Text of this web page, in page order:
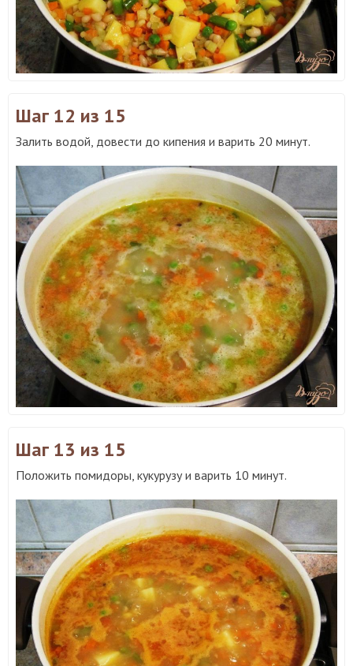
Шаг 12 из 15
Залить водой, довести до кипения и варить 20 минут.
Шаг 13 из 15
Положить помидоры, кукурузу и варить 10 минут.